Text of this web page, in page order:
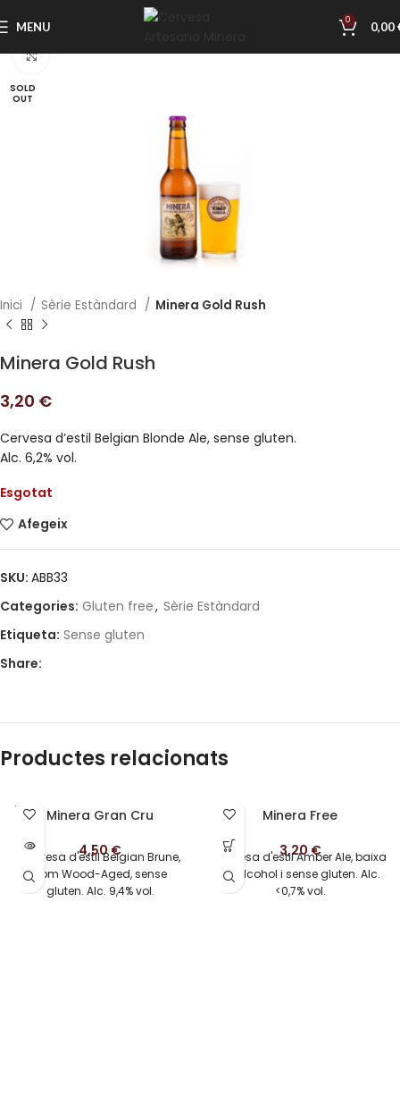
MENU 0 0,00
SOLD
OUT
Clic per ampliar
Inici Sèrie Estàndard Minera Gold Rush
Minera Gold Rush
3,20 €
Cervesa d’estil Belgian Blonde Ale, sense gluten.
Alc. 6,2% vol.
Esgotat
Afegeix
SKU: ABB33
Categories: Gluten free, Sèrie Estàndard
Etiqueta: Sense gluten
Share:
Productes relacionats
SOLD
OUT
Minera Gran Cru
4,50€
Cervesa d'estil Belgian Brune,
Rom Wood-Aged, sense
gluten. Alc. 9,4% vol.
Minera Free
3,20 €
Cervesa d'estil Amber Ale, baixa
en alcohol i sense gluten. Alc.
<0,7% vol.